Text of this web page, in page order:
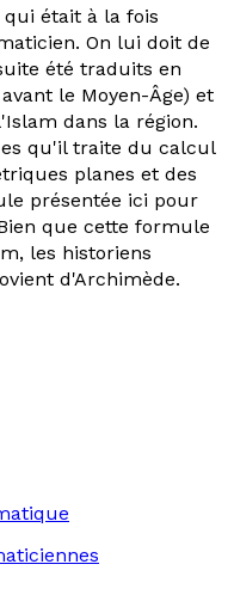
qui était à la fois
On lui doit de
été traduits en
le Moyen-Âge) et
dans la région.
qu'il traite du calcul
planes et des
présentée ici pour
que cette formule
les historiens
d'Archimède.